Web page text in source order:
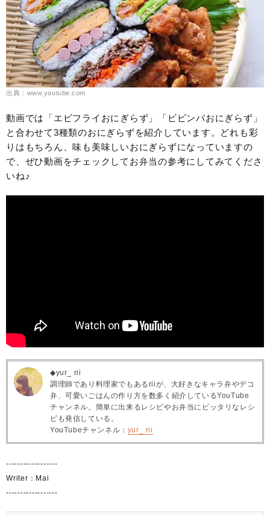
出典：www.youtube.com
動画では「エビフライおにぎらず」「ビビンバおにぎらず」
と合わせて3種類のおにぎらずを紹介しています。どれも彩
りはもちろん、味も美味しいおにぎらずになっていますの
で、ぜひ動画をチェックしてお弁当の参考にしてみてくださ
いね♪
◆yur_ rii
調理師であり料理家でもあるriiが、大好きなキャラ弁やデコ
弁、可愛いごはんの作り方を数多く紹介しているYouTube
チャンネル。簡単に出来るレシピやお弁当にピッタリなレシ
ピも発信している。
YouTubeチャンネル： yur_ rii
------------------
Writer：Mai
------------------